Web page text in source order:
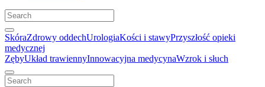
SkóraZdrowy oddechUrologiaKości i stawyPrzyszłość opieki
medycznej
ZębyUkład trawiennyInnowacyjna medycynaWzrok i słuch